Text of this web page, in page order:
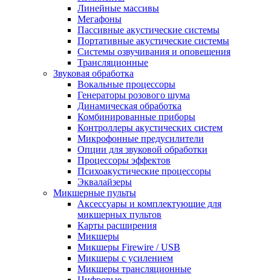
Линейные массивы
Мегафоны
Пассивные акустические системы
Портативные акустические системы
Системы озвучивания и оповещения
Трансляционные
Звуковая обработка
Вокальные процессоры
Генераторы розового шума
Динамическая обработка
Комбинированные приборы
Контроллеры акустических систем
Микрофонные предусилители
Опции для звуковой обработки
Процессоры эффектов
Психоакустические процессоры
Эквалайзеры
Микшерные пульты
Аксессуары и комплектующие для
микшерных пультов
Карты расширения
Микшеры
Микшеры Firewire / USB
Микшеры с усилением
Микшеры трансляционные